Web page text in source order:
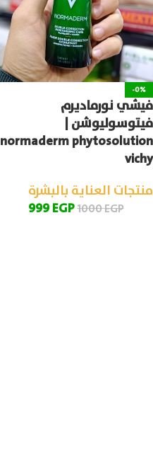
-0%
فيشي نورماديرم
فيتوسوليوشن |
normaderm phytosolution
vichy
منتجات العناية بالبشرة
1000EGP
999EGP